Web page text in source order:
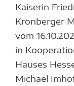
Kaiserin
Kronberger
vom
in
Hauses
Michael